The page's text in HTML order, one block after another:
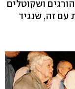
ושקוטלים
עם זה, שנגיד